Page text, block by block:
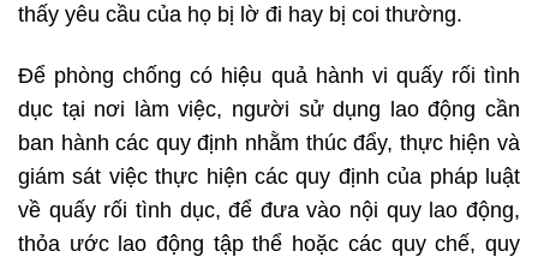
thấy yêu cầu của họ bị lờ đi hay bị coi thường.
Để phòng chống có hiệu quả hành vi quấy rối tình
dục tại nơi làm việc, người sử dụng lao động cần
ban hành các quy định nhằm thúc đẩy, thực hiện và
giám sát việc thực hiện các quy định của pháp luật
về quấy rối tình dục, để đưa vào nội quy lao động,
thỏa ước lao động tập thể hoặc các quy chế, quy